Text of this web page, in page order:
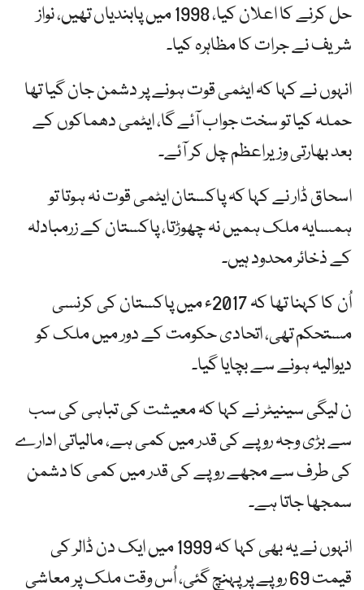
حل کرنے کا اعلان کیا، 1998 میں پابندیاں تھیں، نواز
شریف نے جرات کا مظاہرہ کیا۔
انہوں نے کہا کہ ایٹمی قوت ہونے پر دشمن جان گیا تھا
حملہ کیا تو سخت جواب آئے گا، ایٹمی دھماکوں کے
بعد بھارتی وزیراعظم چل کر آئے۔
اسحاق ڈار نے کہا کہ پاکستان ایٹمی قوت نہ ہوتا تو
ہمسایہ ملک ہمیں نہ چھوڑتا، پاکستان کے زرمبادلہ
کے ذخائر محدود ہیں۔
اُن کا کہنا تھا کہ 2017ء میں پاکستان کی کرنسی
مستحکم تھی، اتحادی حکومت کے دور میں ملک کو
دیوالیہ ہونے سے بچایا گیا۔
ن لیگی سینیٹر نے کہا کہ معیشت کی تباہی کی سب
سے بڑی وجہ روپے کی قدر میں کمی ہے، مالیاتی ادارے
کی طرف سے مجھے روپے کی قدر میں کمی کا دشمن
سمجھا جاتا ہے۔
انہوں نے یہ بھی کہا کہ 1999 میں ایک دن ڈالر کی
قیمت 69 روپے پر پہنچ گئی، اُس وقت ملک پر معاشی